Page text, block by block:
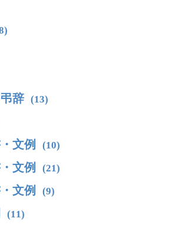
辞 (13)
文例 (10)
文例 (21)
文例 (9)
(11)